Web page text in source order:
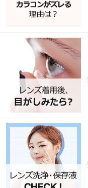
1 Month
カラー
ブラウン
グレー
ヘーゼル
ブルー
透明
ハロウィンカラコン
ケア用品